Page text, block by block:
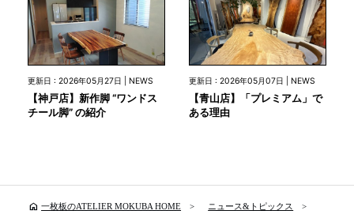
更新日 : 2026年05月27日 | NEWS
【神戸店】新作脚 “ワンドス
チール脚” の紹介
更新日 : 2026年05月07日 | NEWS
【青山店】「プレミアム」で
ある理由
home 一枚板のATELIER MOKUBA HOME ニュース&トピックス